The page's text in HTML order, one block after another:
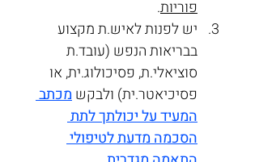
פוריות.
יש לפנות לאיש.ת מקצוע
בבריאות הנפש (עובד.ת
סוציאלי.ת, פסיכולוג.ית, או
פסיכיאטר.ית) ולבקש מכתב
המעיד על יכולתך לתת
הסכמה מדעת לטיפולי